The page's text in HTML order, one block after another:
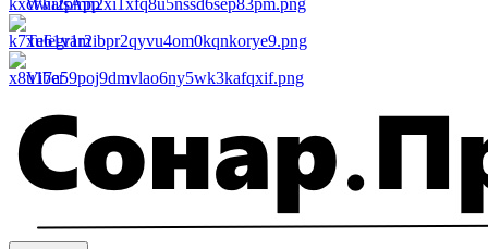
WhatsApp
Telegram
Viber